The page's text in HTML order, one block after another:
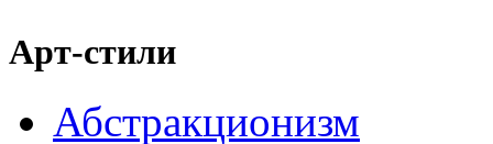
Арт-стили
Абстракционизм